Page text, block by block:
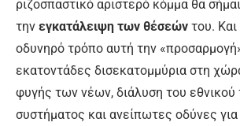
ριζοσπαστικό αριστερό κόμμα θα
την εγκατάλειψη των θέσεών του.
οδυνηρό τρόπο αυτή την
εκατοντάδες δισεκατομμύρια στη
φυγής των νέων, διάλυση του εθνικού
συστήματος και ανείπωτες οδύνες